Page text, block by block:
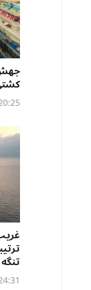
08-07
08-06